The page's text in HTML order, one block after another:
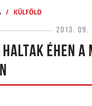
/ KÜLFÖLD
2013. 09.
HALTAK ÉHEN